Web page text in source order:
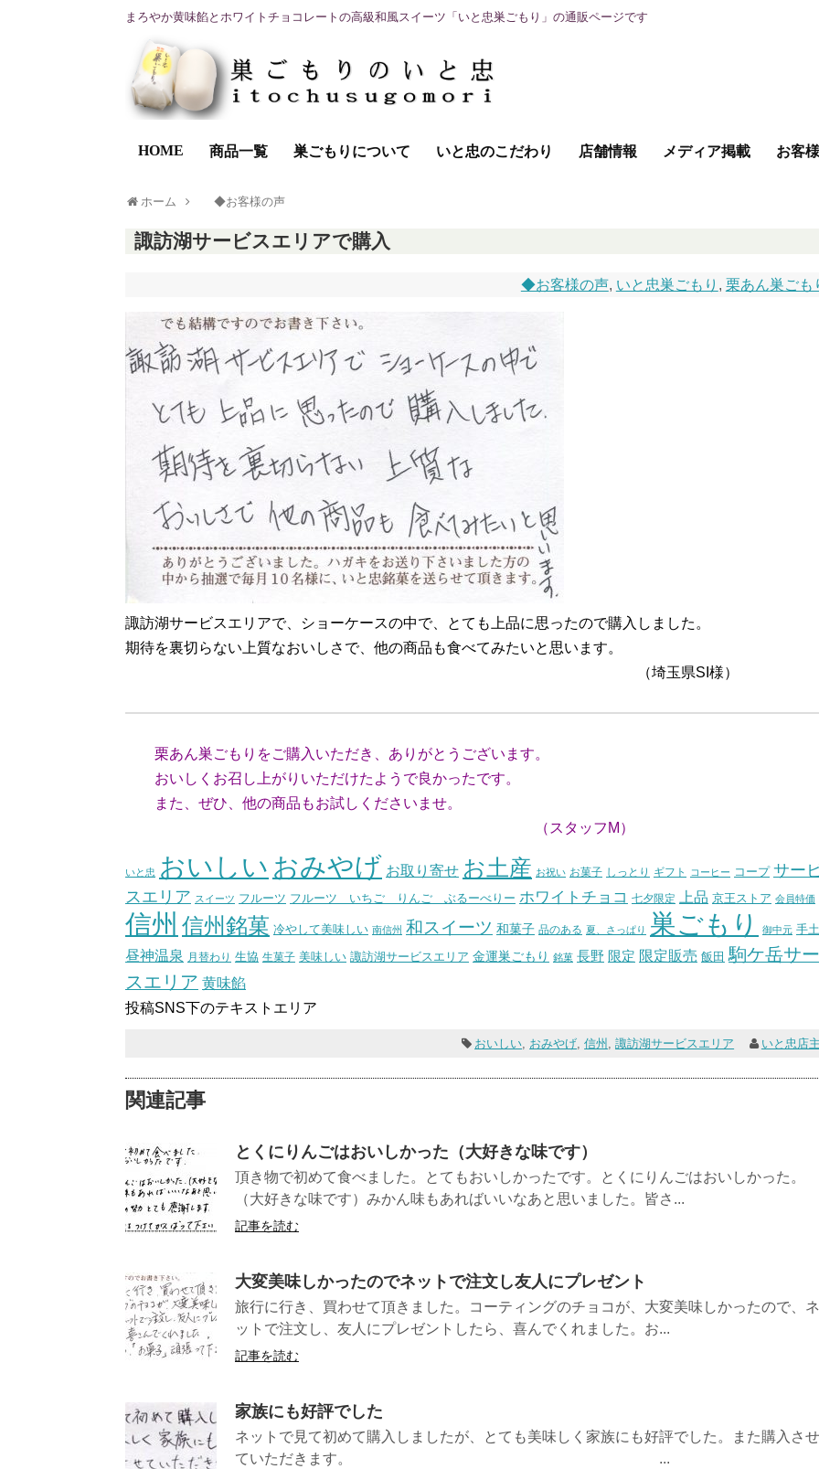
まろやか黄味餡とホワイトチョコレートの高級和風スイーツ「いと忠巣ごもり」の通販ページです
HOME 商品一覧 巣ごもりについて いと忠のこだわり 店舗情報 メディア掲載 お客
ホーム ◆お客様の声
諏訪湖サービスエリアで購入
◆お客様の声, いと忠巣ごもり , 栗あん巣ごも
諏訪湖サービスエリアで、ショーケースの中で、とても上品に思ったので購入しました。
期待を裏切らない上質なおいしさで、他の商品も食べてみたいと思います。
（埼玉県SI様）
栗あん巣ごもりをご購入いただき、ありがとうございます。
おいしくお召し上がりいただけたようで良かったです。
また、ぜひ、他の商品もお試しくださいませ。
（スタッフM）
いと忠 おいしい おみやげ お取り寄せ お土産 お祝い お菓子 しっとり ギフト コーヒー コープ サー
スエリア スイーツ フルーツ フルーツ いちご りんご ぶるーべりー ホワイトチョコ 七夕限定 上品 京王ストア 会員特価
信州 信州銘菓 冷やして美味しい 南信州 和スイーツ 和菓子 品のある 夏、さっぱり 巣ごもり 御中元 手
昼神温泉 月替わり 生協 生菓子 美味しい 諏訪湖サービスエリア 金運巣ごもり 銘菓 長野 限定 限定販売 飯田 駒ケ岳サ
スエリア 黄味餡
投稿SNS下のテキストエリア
おいしい, おみやげ,信州 ,諏訪湖サービスエリア いと忠店主
関連記事
とくにりんごはおいしかった（大好きな味です）
頂き物で初めて食べました。とてもおいしかったです。とくにりんごはおいしかった。
（大好きな味です）みかん味もあればいいなあと思いました。皆さ...
記事を読む
大変美味しかったのでネットで注文し友人にプレゼント
旅行に行き、買わせて頂きました。コーティングのチョコが、大変美味しかったので、ネ
ットで注文し、友人にプレゼントしたら、喜んでくれました。お...
記事を読む
家族にも好評でした
ネットで見て初めて購入しましたが、とても美味しく家族にも好評でした。また購入させ
ていただきます。 ...